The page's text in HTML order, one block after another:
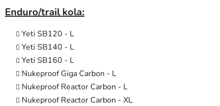
Enduro/trail kola:
Yeti SB120 - L
Yeti SB140 - L
Yeti SB160 - L
Nukeproof Giga Carbon - L
Nukeproof Reactor Carbon - L
Nukeproof Reactor Carbon - XL